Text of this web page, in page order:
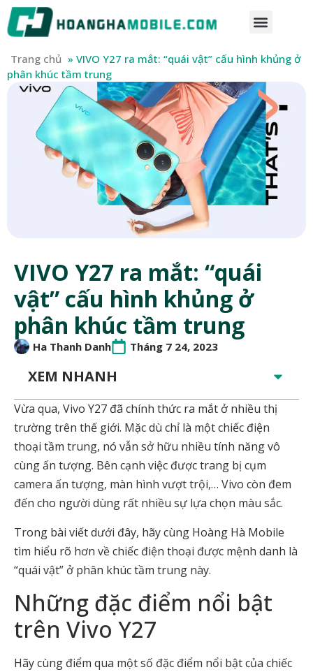
Trang chủ » VIVO Y27 ra mắt: “quái vật” cấu hình khủng ở
phân khúc tầm trung
VIVO Y27 ra mắt: “quái
vật” cấu hình khủng ở
phân khúc tầm trung
Ha Thanh Danh Tháng 7 24, 2023
XEM NHANH
Vừa qua, Vivo Y27 đã chính thức ra mắt ở nhiều thị
trường trên thế giới. Mặc dù chỉ là một chiếc điện
thoại tầm trung, nó vẫn sở hữu nhiều tính năng vô
cùng ấn tượng. Bên cạnh việc được trang bị cụm
camera ấn tượng, màn hình vượt trội,… Vivo còn đem
đến cho người dùng rất nhiều sự lựa chọn màu sắc.
Trong bài viết dưới đây, hãy cùng Hoàng Hà Mobile
tìm hiểu rõ hơn về chiếc điện thoại được mệnh danh là
“quái vật” ở phân khúc tầm trung này.
Những đặc điểm nổi bật
trên Vivo Y27
Hãy cùng điểm qua một số đặc điểm nổi bật của chiếc